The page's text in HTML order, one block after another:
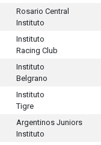
Rosario Central
Instituto
Instituto
Racing Club
Instituto
Belgrano
Instituto
Tigre
Argentinos Juniors
Instituto